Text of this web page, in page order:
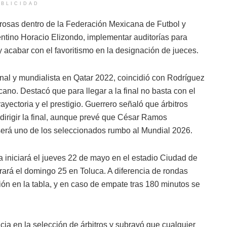
dentro de la Federación Mexicana de Futbol y
Horacio Elizondo, implementar auditorías para
con el favoritismo en la designación de jueces.
y mundialista en Qatar 2022, coincidió con Rodríguez
Destacó que para llegar a la final no basta con el
y el prestigio. Guerrero señaló que árbitros
la final, aunque prevé que César Ramos
uno de los seleccionados rumbo al Mundial 2026.
iniciará el jueves 22 de mayo en el estadio Ciudad de
el domingo 25 en Toluca. A diferencia de rondas
en la tabla, y en caso de empate tras 180 minutos se
en la selección de árbitros y subrayó que cualquier